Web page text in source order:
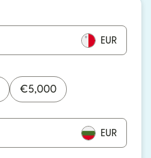
EUR
€5,000
EUR